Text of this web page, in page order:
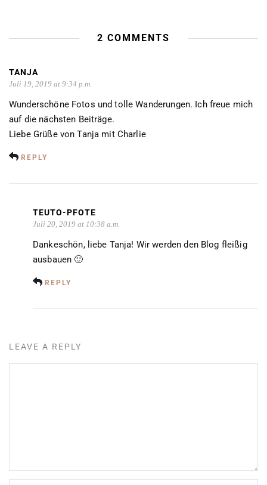
2 COMMENTS
TANJA
Juli 19, 2019 at 9:34 p.m.
Wunderschöne Fotos und tolle Wanderungen. Ich freue mich
auf die nächsten Beiträge.
Liebe Grüße von Tanja mit Charlie
REPLY
TEUTO-PFOTE
Juli 20, 2019 at 10:38 a.m.
Dankeschön, liebe Tanja! Wir werden den Blog fleißig
ausbauen 🙂
REPLY
LEAVE A REPLY